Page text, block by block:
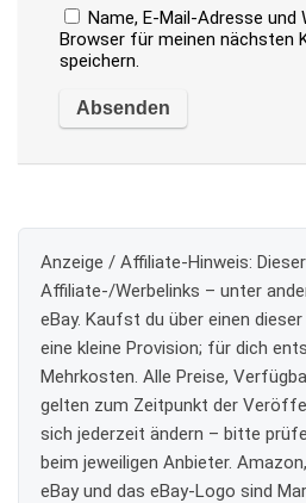
Name, E-Mail-Adresse und
Browser für meinen nächsten
speichern.
Anzeige / Affiliate-Hinweis:
Affiliate-/Werbelinks – unter
eBay. Kaufst du über einen
eine kleine Provision; für dich
Mehrkosten. Alle Preise,
gelten zum Zeitpunkt der
sich jederzeit ändern – bitte
beim jeweiligen Anbieter.
eBay und das eBay-Logo sind